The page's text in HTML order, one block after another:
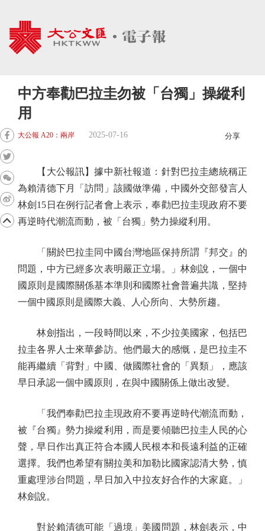
中方奉勸巴拉圭勿被「台獨」操縱利
用
大公報 A20：兩岸 2025-07-16 分享
【大公報訊】據中新社報道：針對巴拉圭總統稱正
為賴清德下月「訪問」該國做準備，中國外交部發言人
林劍15日在例行記者會上表示，奉勸巴拉圭現政府不要
再逆時代潮流而動，被「台獨」勢力操縱利用。
「關於巴拉圭同中國台灣地區保持所謂『邦交』的
問題，中方已經多次表明嚴正立場。」林劍說，一個中
國原則是國際關係基本準則和國際社會普遍共識，堅持
一個中國原則是國際大義、人心所向、大勢所趨。
林劍指出，一段時間以來，不少拉美國家，包括巴
拉圭各界人士來華參訪。他們最大的感慨，是巴拉圭不
能再繼續「背對」中國、做國際社會的「異類」，應該
早日承認一個中國原則，在與中國關係上做出改變。
「我們奉勸巴拉圭現政府不要再逆時代潮流而動，
被『台獨』勢力操縱利用，而是要傾聽巴拉圭人民的心
聲，早日作出真正符合本國人民根本和長遠利益的正確
選擇。我們也希望有關拉美和加勒比國家認清大勢，慎
重處理涉台問題，早日加入中拉友好合作的大家庭。」
林劍說。
對於賴清德可能「過境」美國問題，林劍表示，中